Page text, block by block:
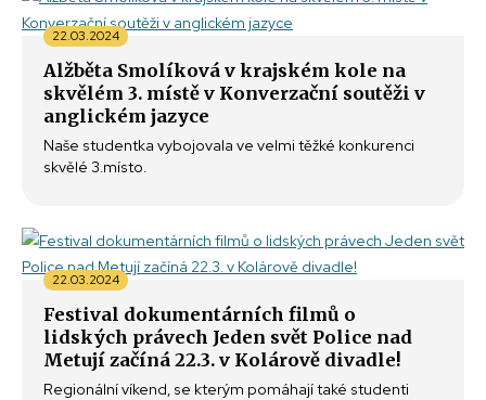
Alžběta Smolíková v krajském kole na
skvělém 3. místě v Konverzační soutěži v
anglickém jazyce
22.03.2024
Naše studentka vybojovala ve velmi těžké konkurenci
skvělé 3.místo.
Festival dokumentárních filmů o
lidských právech Jeden svět Police nad
Metují začíná 22.3. v Kolárově divadle!
22.03.2024
Regionální víkend, se kterým pomáhají také studenti